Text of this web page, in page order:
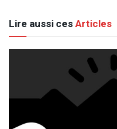
Lire aussi cesArticles